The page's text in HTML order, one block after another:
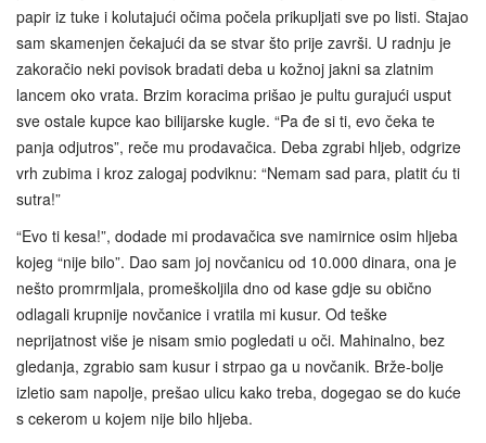
papir iz tuke i kolutajući očima počela prikupljati sve po listi. Stajao
sam skamenjen čekajući da se stvar što prije završi. U radnju je
zakoračio neki povisok bradati deba u kožnoj jakni sa zlatnim
lancem oko vrata. Brzim koracima prišao je pultu gurajući usput
sve ostale kupce kao bilijarske kugle. “Pa đe si ti, evo čeka te
panja odjutros”, reče mu prodavačica. Deba zgrabi hljeb, odgrize
vrh zubima i kroz zalogaj podviknu: “Nemam sad para, platit ću ti
sutra!”
“Evo ti kesa!”, dodade mi prodavačica sve namirnice osim hljeba
kojeg “nije bilo”. Dao sam joj novčanicu od 10.000 dinara, ona je
nešto promrmljala, promeškoljila dno od kase gdje su obično
odlagali krupnije novčanice i vratila mi kusur. Od teške
neprijatnost više je nisam smio pogledati u oči. Mahinalno, bez
gledanja, zgrabio sam kusur i strpao ga u novčanik. Brže-bolje
izletio sam napolje, prešao ulicu kako treba, dogegao se do kuće
s cekerom u kojem nije bilo hljeba.